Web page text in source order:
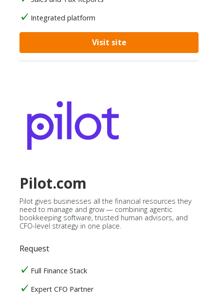
Integrated platform
Visit site
Pilot.com
Pilot gives businesses all the financial resources they
need to manage and grow — combining agentic
bookkeeping software, trusted human advisors, and
CFO-level strategy in one place.
Request
Full Finance Stack
Expert CFO Partner